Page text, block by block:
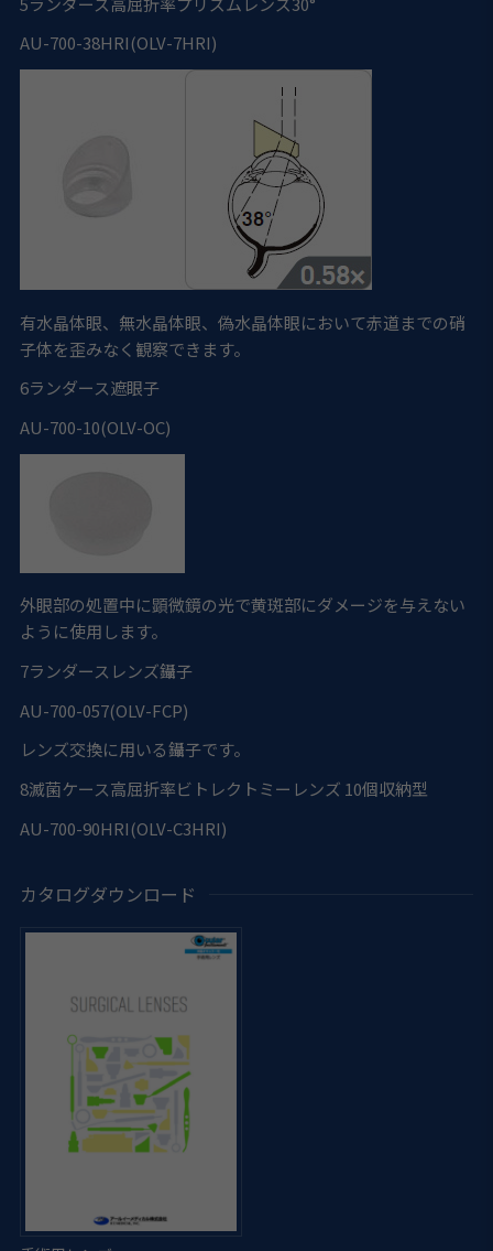
AU-700-38HRI(OLV-7HRI)
有水晶体眼、無水晶体眼、偽水晶体眼において赤道までの硝
子体を歪みなく観察できます。
6ランダース遮眼子
AU-700-10(OLV-OC)
外眼部の処置中に顕微鏡の光で黄斑部にダメージを与えない
ように使用します。
7ランダースレンズ鑷子
AU-700-057(OLV-FCP)
レンズ交換に用いる鑷子です。
8滅菌ケース高屈折率ビトレクトミーレンズ 10個収納型
AU-700-90HRI(OLV-C3HRI)
カタログダウンロード